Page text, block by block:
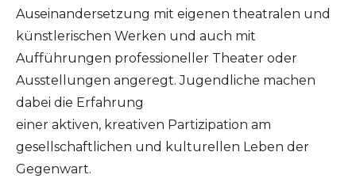
Auseinandersetzung mit eigenen theatralen und
künstlerischen Werken und auch mit
Aufführungen professioneller Theater oder
Ausstellungen angeregt. Jugendliche machen
dabei die Erfahrung
einer aktiven, kreativen Partizipation am
gesellschaftlichen und kulturellen Leben der
Gegenwart.